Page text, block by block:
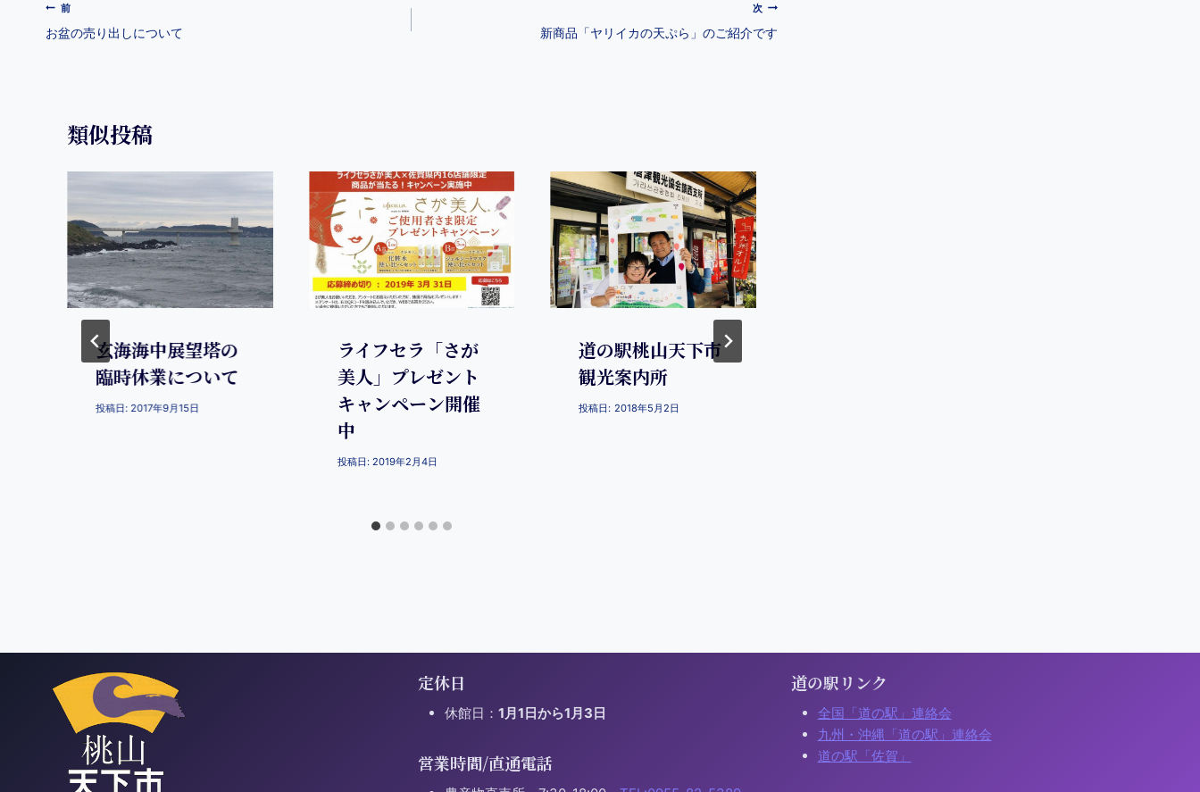
o
前
お盆の売り出しについて
次
新商品「ヤリイカの天ぷら」のご紹介です
類似投稿
玄海海中展望塔の
臨時休業について
投稿日: 2017年9月15日
ライフセラ「さが
美人」プレゼント
キャンペーン開催
中
投稿日: 2019年2月4日
道の駅桃山天下市
観光案内所
投稿日: 2018年5月2日
定休日
休館日：1月1日から1月3日
営業時間/直通電話
道の駅リンク
全国「道の駅」連絡会
九州・沖縄「道の駅」連絡会
道の駅「佐賀」